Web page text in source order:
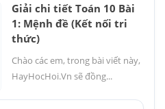
Giải chi tiết Toán 10 Bài
1: Mệnh đề (Kết nối tri
thức)
Chào các em, trong bài viết này,
HayHocHoi.Vn sẽ đồng...